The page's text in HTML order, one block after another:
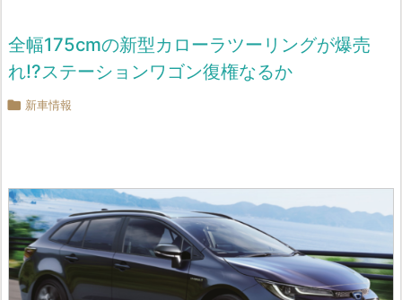
全幅175cmの新型カローラツーリングが爆売
れ!?ステーションワゴン復権なるか
 新車情報